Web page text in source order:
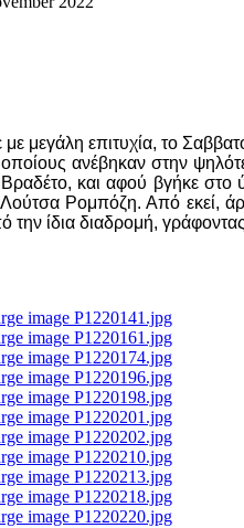
μεγάλη επιτυχία, το
ανέβηκαν στην
και αφού βγήκε στο
Λούτσα Ρομπόζη. Από εκεί,
την ίδια διαδρομή,